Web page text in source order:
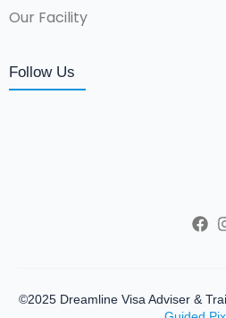
Our Facility
Follow Us
©2025 Dreamline Visa Adviser &